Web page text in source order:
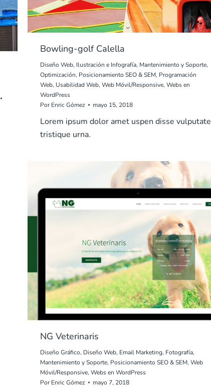
Bowling-golf Calella
Diseño Web, Ilustración e Infografía, Mantenimiento y Soporte,
Optimización, Posicionamiento SEO & SEM, Programación
Web, Usabilidad Web, Web Móvil/Responsive, Webs en
WordPress
PorEnric Gómez mayo 15, 2018
Lorem ipsum dolor amet uspen disse vulputate
tristique urna.
NG Veterinaris
Diseño Gráfico, Diseño Web, Email Marketing, Fotografía,
Mantenimiento y Soporte, Posicionamiento SEO & SEM, Web
Móvil/Responsive, Webs en WordPress
PorEnric Gómez mayo 7, 2018